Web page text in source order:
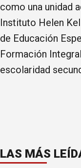
como una unidad
Instituto Helen
de Educación
Formación
escolaridad
LAS MÁS